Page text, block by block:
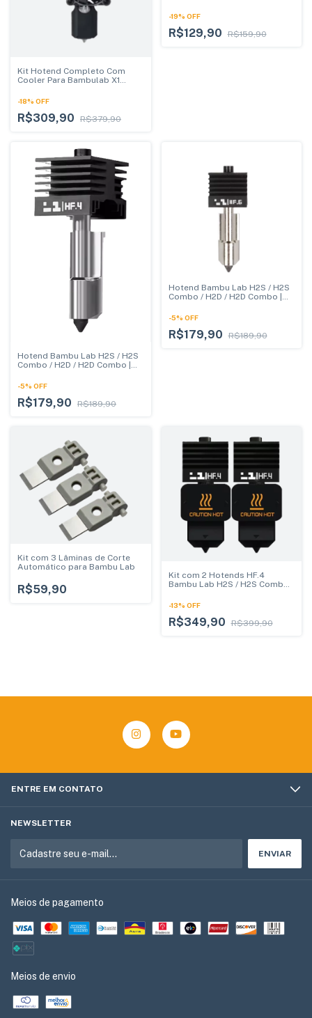
Kit Hotend Completo Com
Cooler Para Bambulab X1
-18% OFF
R$309,90 R$379,90
-19% OFF
R$129,90 R$159,90
Hotend Bambu Lab H2S / H2S
Combo / H2D / H2D Combo |
0.4mm
-5% OFF
R$179,90 R$189,90
Hotend Bambu Lab H2S / H2S
Combo / H2D / H2D Combo |
0.6mm
-5% OFF
R$179,90 R$189,90
Kit com 3 Lâminas de Corte
Automático para Bambu Lab
R$59,90
Kit com 2 Hotends HF.4
Bambu Lab H2S / H2S Combo /
Performance
-13% OFF
R$349,90 R$399,90
ENTRE EM CONTATO
NEWSLETTER
Meios de pagamento
Meios de envio